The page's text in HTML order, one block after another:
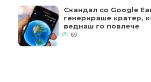
Скандал со Google
генерираше кратер,
веднаш го повлече
69